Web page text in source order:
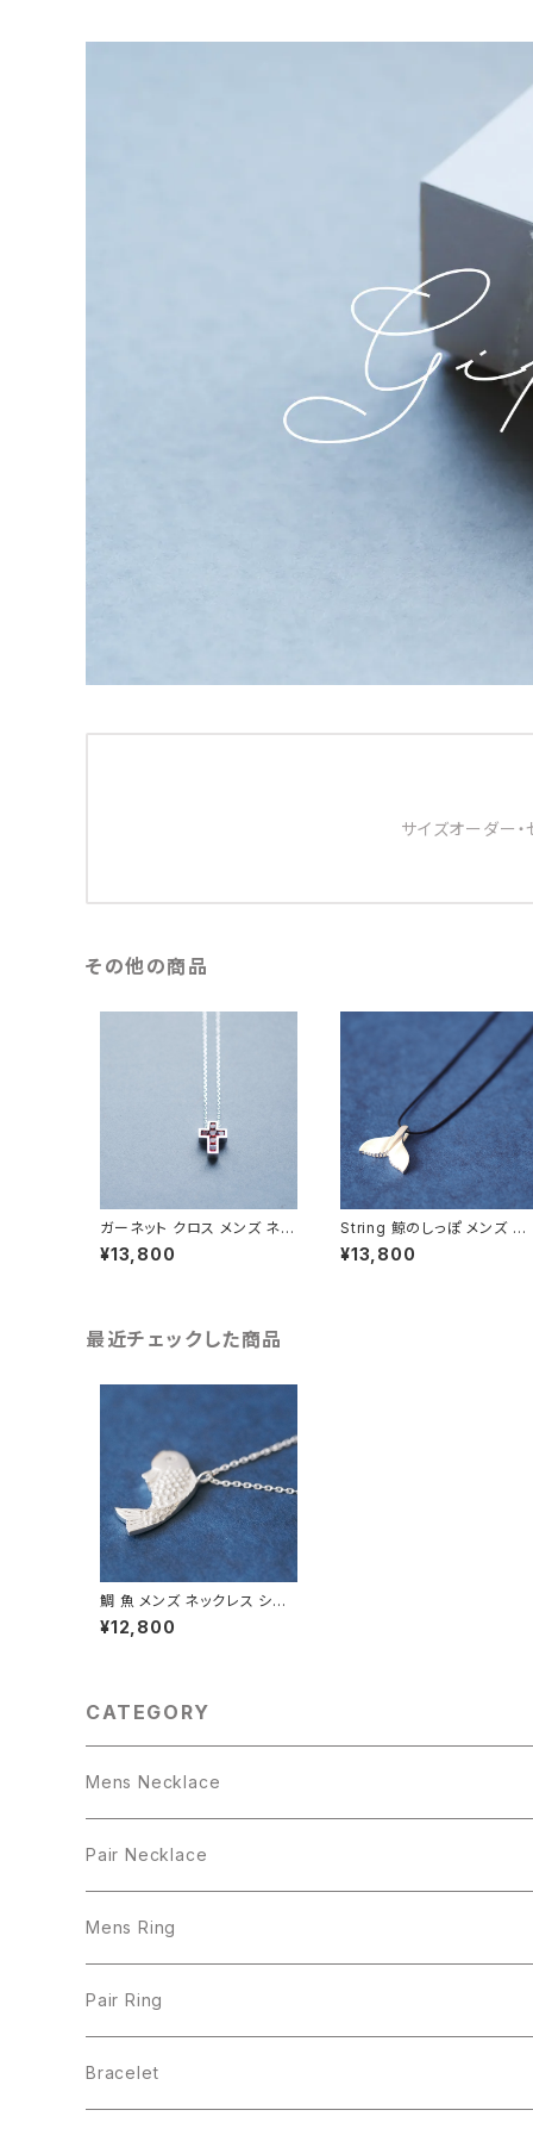
サイズオーダー
その他の商品
ガーネット クロス メンズ ネッ
クレス シルバー925
¥13,800
String 鯨のしっぽ メンズ ネ
ックレス シルバー925
¥13,800
最近チェックした商品
鯛 魚 メンズ ネックレス シル
バー925
¥12,800
CATEGORY
Mens Necklace
Pair Necklace
Mens Ring
Pair Ring
Bracelet